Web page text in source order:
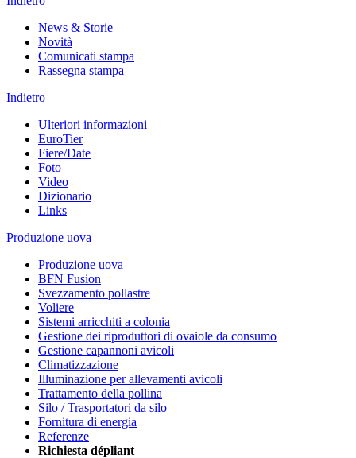
News & Storie
Novità
Comunicati stampa
Rassegna stampa
Indietro
Ulteriori informazioni
EuroTier
Fiere/Date
Foto
Video
Dizionario
Links
Produzione uova
Produzione uova
BFN Fusion
Svezzamento pollastre
Voliere
Sistemi arricchiti a colonia
Gestione dei riproduttori di ovaiole da consumo
Gestione capannoni avicoli
Climatizzazione
Illuminazione per allevamenti avicoli
Trattamento della pollina
Silo / Trasportatori da silo
Fornitura di energia
Referenze
Richiesta dépliant